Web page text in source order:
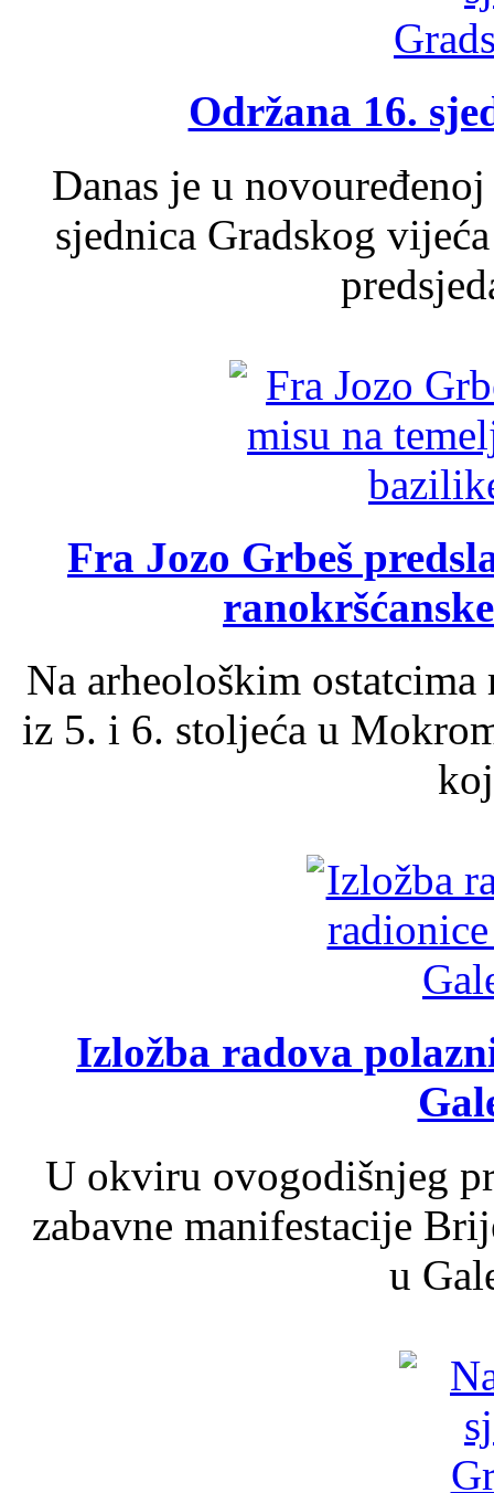
Održana 16.
Danas je u
sjednica Gradskog
Fra Jozo Grbeš
Na arheološkim
iz 5. i 6. stoljeća u
Izložba radova
U okviru ovogodišnjeg
zabavne manifestacije
u